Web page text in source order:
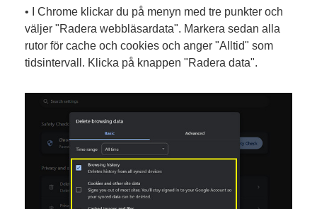
• I Chrome klickar du på menyn med tre punkter och
väljer "Radera webbläsardata". Markera sedan alla
rutor för cache och cookies och anger "Alltid" som
tidsintervall. Klicka på knappen "Radera data".